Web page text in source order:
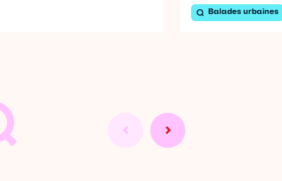
Balades urbaines